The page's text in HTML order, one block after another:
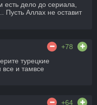
дело до сериала,
Пусть Аллах не оставит
+78
турецкие
все и тамвсе
+64